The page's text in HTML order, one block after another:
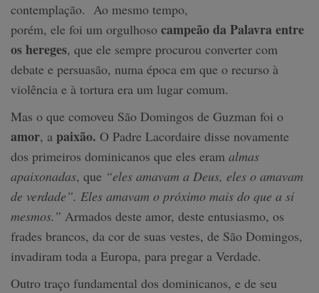
contemplação. Ao mesmo tempo,
porém, ele foi um orgulhoso campeão da Palavra entre
os hereges, que ele sempre procurou converter com
debate e persuasão, numa época em que o recurso à
violência e à tortura era um lugar comum.
Mas o que comoveu São Domingos de Guzman foi o
amor, a paixão. O Padre Lacordaire disse novamente
dos primeiros dominicanos que eles eram almas
apaixonadas, que “eles amavam a Deus, eles o amavam
de verdade”. Eles amavam o próximo mais do que a si
mesmos.” Armados deste amor, deste entusiasmo, os
frades brancos, da cor de suas vestes, de São Domingos,
invadiram toda a Europa, para pregar a Verdade.
Outro traço fundamental dos dominicanos, e de seu